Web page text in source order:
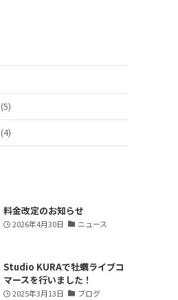
(5)
(4)
料金改定のお知らせ
2026年4月30日 ニュース
Studio KURAで牡蠣ライブコ
マースを行いました！
2025年3月13日 ブログ